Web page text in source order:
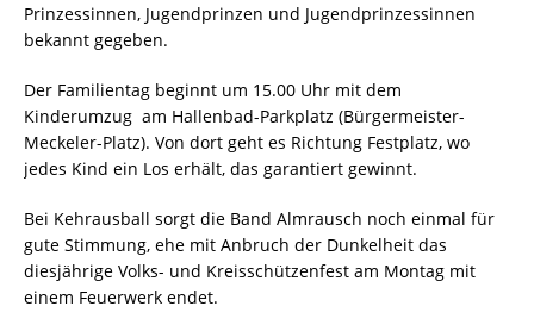
Prinzessinnen, Jugendprinzen und Jugendprinzessinnen
bekannt gegeben.
Der Familientag beginnt um 15.00 Uhr mit dem
Kinderumzug am Hallenbad-Parkplatz (Bürgermeister-
Meckeler-Platz). Von dort geht es Richtung Festplatz, wo
jedes Kind ein Los erhält, das garantiert gewinnt.
Bei Kehrausball sorgt die Band Almrausch noch einmal für
gute Stimmung, ehe mit Anbruch der Dunkelheit das
diesjährige Volks- und Kreisschützenfest am Montag mit
einem Feuerwerk endet.